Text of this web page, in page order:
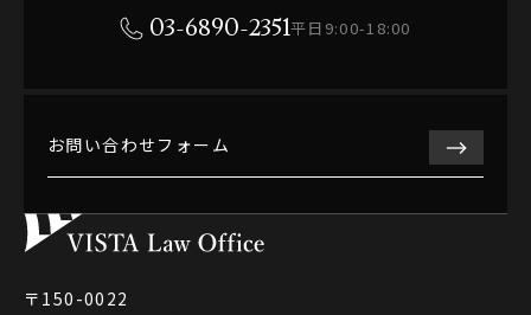
03-6890-2351平日9:00-18:00
お問い合わせフォーム
〒150-0022